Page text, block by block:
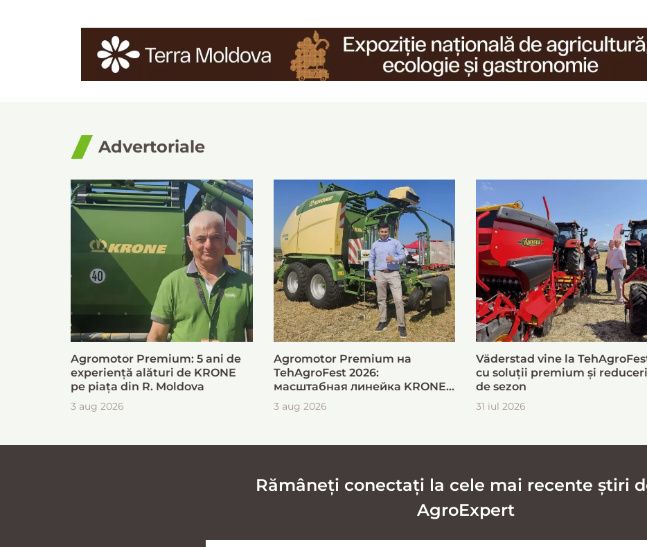
Advertoriale
Agromotor Premium: 5 ani de
experiență alături de KRONE
pe piața din R. Moldova
3 aug 2026
Agromotor Premium на
TehAgroFest 2026:
масштабная линейка KRONE
для быстрой и эффективной
заготовки кормов
3 aug 2026
Väderstad vine la
cu soluții premium și reduceri
de sezon
31 iul 2026
Rămâneți conectați la cele mai recente știri
AgroExpert